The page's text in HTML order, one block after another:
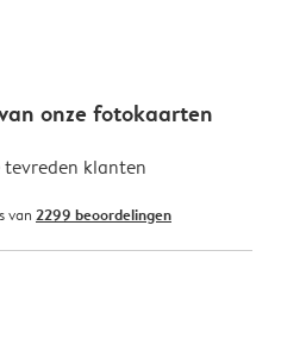
onze fotokaarten
klanten
van 2299 beoordelingen